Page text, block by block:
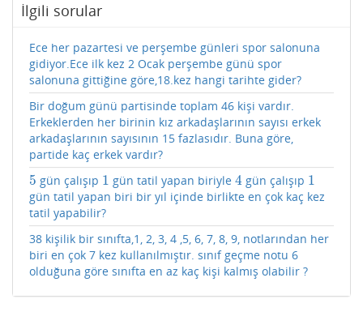
İlgili sorular
Ece her pazartesi ve perşembe günleri spor salonuna
gidiyor.Ece ilk kez 2 Ocak perşembe günü spor
salonuna gittiğine göre,18.kez hangi tarihte gider?
Bir doğum günü partisinde toplam 46 kişi vardır.
Erkeklerden her birinin kız arkadaşlarının sayısı erkek
arkadaşlarının sayısının 15 fazlasıdır. Buna göre,
partide kaç erkek vardır?
5
5 gün çalışıp 1
1 gün tatil yapan biriyle 4
4gün çalışıp 1
1
gün tatil yapan biri bir yıl içinde birlikte en çok kaç kez
tatil yapabilir?
38 kişilik bir sınıfta,1, 2, 3, 4 ,5, 6, 7, 8, 9, notlarından her
biri en çok 7 kez kullanılmıştır. sınıf geçme notu 6
olduğuna göre sınıfta en az kaç kişi kalmış olabilir ?